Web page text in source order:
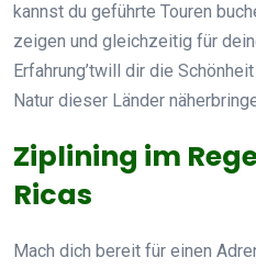
kannst du geführte Touren
zeigen und gleichzeitig für
Erfahrung’twill dir die
Natur dieser Länder
Ziplining im
Ricas
Mach dich bereit für einen